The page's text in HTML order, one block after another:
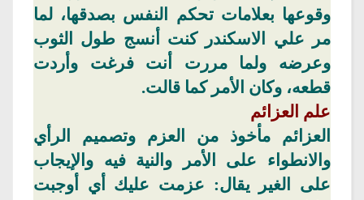
وقوعها بعلامات تحكم النفس بصدقها، لما
مر علي
الاسكندر كنت أنسج طول الثوب
وعرضه ولما مررت أنت فرغت وأردت
قطعه، وكان الأمر كما قالت.
علم العزائم
العزائم مأخوذ من العزم وتصميم الرأي
والانطواء على الأمر والنية فيه والإيجاب
على الغير يقال: عزمت عليك أي أوجبت